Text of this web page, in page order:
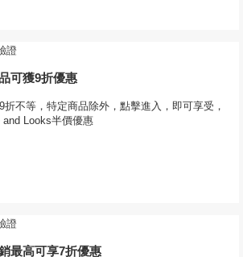
證
可獲9折優惠
折不等，特定商品除外，點擊進入，即可享受，
and Looks半價優惠
證
最高可享7折優惠